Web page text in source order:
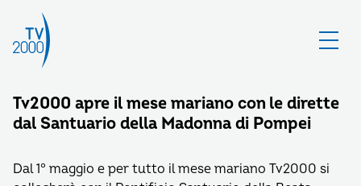
Tv2000 apre il mese mariano con le dirette
dal Santuario della Madonna di Pompei
Dal 1° maggio e per tutto il mese mariano Tv2000 si